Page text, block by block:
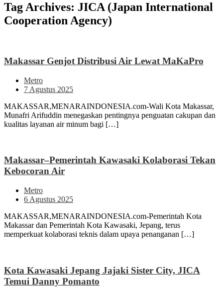
Tag Archives: JICA (Japan International
Cooperation Agency)
Makassar Genjot Distribusi Air Lewat MaKaPro
Metro
7 Agustus 2025
MAKASSAR,MENARAINDONESIA.com-Wali Kota Makassar,
Munafri Arifuddin menegaskan pentingnya penguatan cakupan dan
kualitas layanan air minum bagi […]
Makassar–Pemerintah Kawasaki Kolaborasi Tekan
Kebocoran Air
Metro
6 Agustus 2025
MAKASSAR,MENARAINDONESIA.com-Pemerintah Kota
Makassar dan Pemerintah Kota Kawasaki, Jepang, terus
memperkuat kolaborasi teknis dalam upaya penanganan […]
Kota Kawasaki Jepang Jajaki Sister City, JICA
Temui Danny Pomanto